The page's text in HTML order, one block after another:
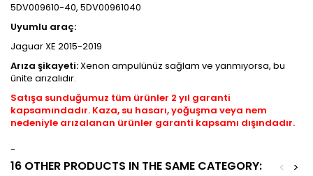
5DV009610-40, 5DV00961040
Uyumlu araç:
Jaguar XE 2015-2019
Arıza şikayeti:Xenon ampulünüz sağlam ve yanmıyorsa, bu
ünite arızalıdır.
Satışa sunduğumuz tüm ürünler 2 yıl garanti
kapsamındadır. Kaza, su hasarı, yoğuşma veya nem
nedeniyle arızalanan ürünler garanti kapsamı dışındadır.
-
16 OTHER PRODUCTS IN THE SAME CATEGORY: >
<